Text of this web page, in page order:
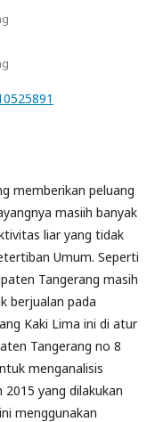
memberikan peluang
masiih banyak
liar yang tidak
Umum. Seperti
Tangerang masih
berjualan pada
Kaki Lima ini di atur
Tangerang no 8
menganalisis
yang dilakukan
menggunakan